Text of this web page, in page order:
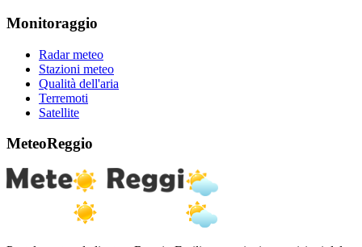
Monitoraggio
Radar meteo
Stazioni meteo
Qualità dell'aria
Terremoti
Satellite
MeteoReggio